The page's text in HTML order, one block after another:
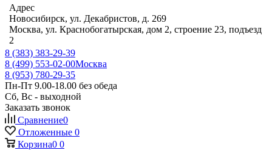
Адрес
Новосибирск, ул. Декабристов, д. 269
Москва, ул. Краснобогатырская, дом 2, строение 23, подъезд
2
8 (383) 383-29-39
8 (499) 553-02-00Москва
8 (953) 780-29-35
Пн-Пт 9.00-18.00 без обеда
Сб, Вс - выходной
Заказать звонок
Сравнение0
Отложенные 0
Корзина0 0